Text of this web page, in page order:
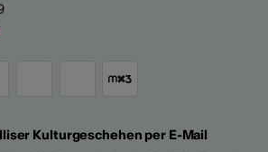
Kulturgeschehen per E-Mail